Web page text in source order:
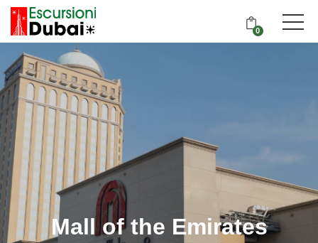
0
Mall of the Emirates